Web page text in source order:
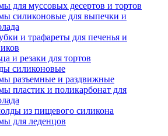
для муссовых десертов и тортов
силиконовые для выпечки и
и трафареты для печенья и
и резаки для тортов
силиконовые
разъемные и раздвижные
пластик и поликарбонат для
из пищевого силикона
для леденцов